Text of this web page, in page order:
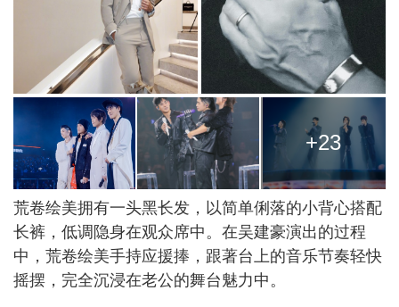
+23
荒卷绘美拥有一头黑长发，以简单俐落的小背心搭配
长裤，低调隐身在观众席中。在吴建豪演出的过程
中，荒卷绘美手持应援捧，跟著台上的音乐节奏轻快
摇摆，完全沉浸在老公的舞台魅力中。